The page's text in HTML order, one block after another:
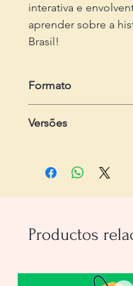
interativa e
aprender sobre a
Brasil!
Formato
Dois arquivos em .pdf
Versões
três exercícios
- Do professor:
com 3
Productos